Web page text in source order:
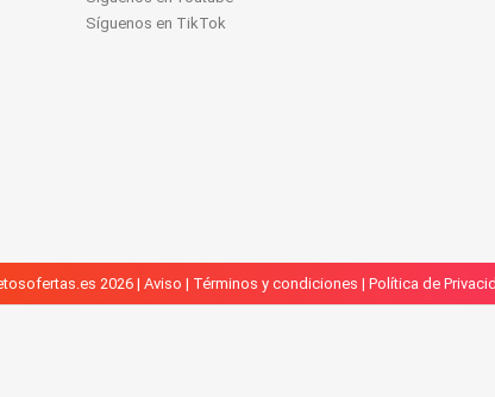
Síguenos en TikTok
2026 | Aviso | Términos y condiciones | Política de